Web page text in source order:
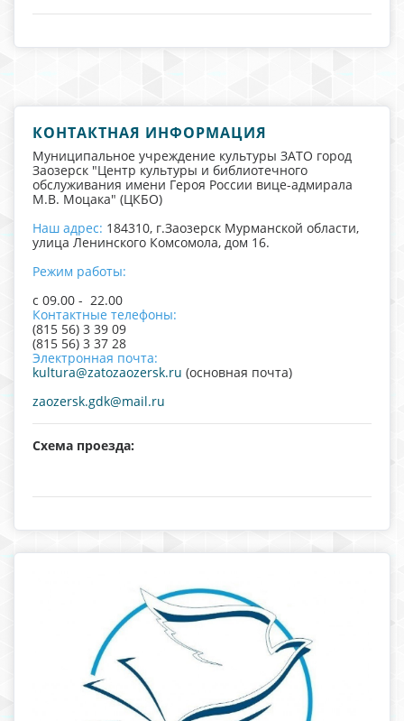
КОНТАКТНАЯ ИНФОРМАЦИЯ
Муниципальное учреждение культуры ЗАТО город
Заозерск "Центр культуры и библиотечного
обслуживания имени Героя России вице-адмирала
М.В. Моцака" (ЦКБО)
Наш адрес: 184310, г.Заозерск Мурманской области,
улица Ленинского Комсомола, дом 16.
Режим работы:
с 09.00 - 22.00
Контактные телефоны:
(815 56) 3 39 09
(815 56) 3 37 28
Электронная почта:
kultura@zatozaozersk.ru (основная почта)
zaozersk.gdk@mail.ru
Схема проезда: